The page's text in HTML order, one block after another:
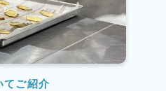
てご紹介